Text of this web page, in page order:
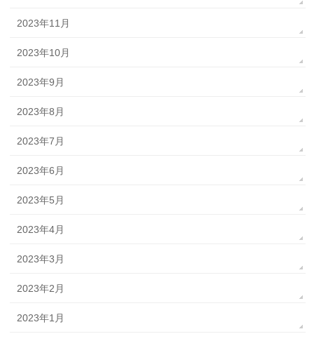
2023年11月
2023年10月
2023年9月
2023年8月
2023年7月
2023年6月
2023年5月
2023年4月
2023年3月
2023年2月
2023年1月